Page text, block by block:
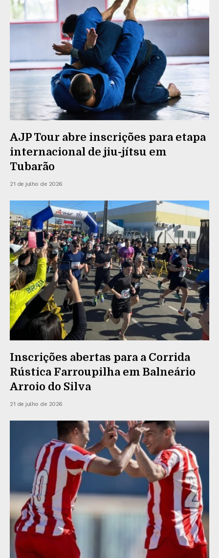
AJP Tour abre inscrições para etapa
internacional de jiu-jítsu em
Tubarão
21 de julho de 2026
Inscrições abertas para a Corrida
Rústica Farroupilha em Balneário
Arroio do Silva
21 de julho de 2026